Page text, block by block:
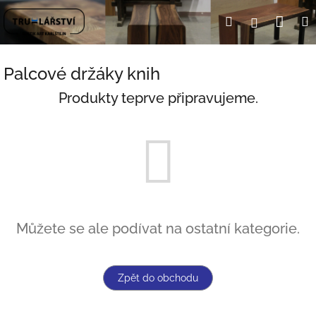
Přejít
obsah
HledatPřihlášení
Palcové držáky knih
Produkty teprve připravujeme.
Můžete se ale podívat na ostatní kategorie.
Zpět do obchodu